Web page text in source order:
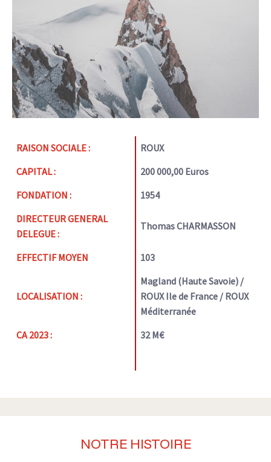
RAISON SOCIALE :
ROUX
CAPITAL :
200 000,00 Euros
FONDATION :
1954
DIRECTEUR GENERAL
DELEGUE :
Thomas CHARMASSON
EFFECTIF MOYEN 103
LOCALISATION :
Magland (Haute Savoie) /
ROUX Ile de France / ROUX
Méditerranée
CA 2023 :
32 M€
NOTRE HISTOIRE